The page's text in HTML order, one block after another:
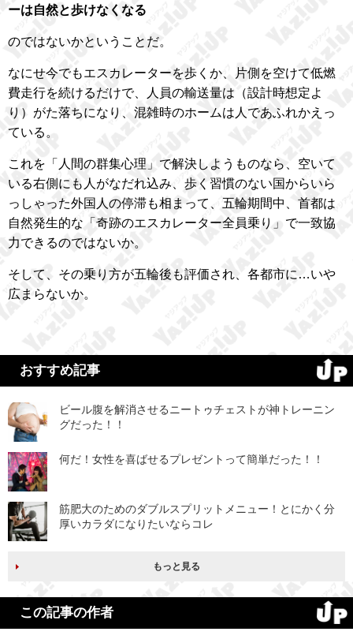
ーは自然と歩けなくなる
のではないかということだ。
なにせ今でもエスカレーターを歩くか、片側を空けて低燃
費走行を続けるだけで、人員の輸送量は（設計時想定よ
り）がた落ちになり、混雑時のホームは人であふれかえっ
ている。
これを「人間の群集心理」で解決しようものなら、空いて
いる右側にも人がなだれ込み、歩く習慣のない国からいら
っしゃった外国人の停滞も相まって、五輪期間中、首都は
自然発生的な「奇跡のエスカレーター全員乗り」で一致協
力できるのではないか。
そして、その乗り方が五輪後も評価され、各都市に…いや
広まらないか。
おすすめ記事
ビール腹を解消させるニートゥチェストが神トレーニン
グだった！！
何だ！女性を喜ばせるプレゼントって簡単だった！！
筋肥大のためのダブルスプリットメニュー！とにかく分
厚いカラダになりたいならコレ
もっと見る
この記事の作者